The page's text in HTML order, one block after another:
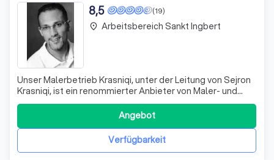
(19)
8,5
Unser Malerbetrieb Krasniqi, unter der Leitung von Sejron
Krasniqi, ist ein renommierter Anbieter von Maler- und
Lackiererdienstleistungen. Mit unserer langjährigen
Erfahrung und unserem Engagement für Qualität und
Kundenzufriedenheit haben wir uns einen Namen in der
Branche gemacht. Wir sind stolz
Verfügbarkeit
Angebot
place Arbeitsbereich Sankt Ingbert